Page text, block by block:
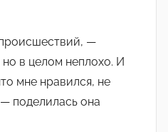
—
в целом неплохо. И
мне нравился, не
поделилась она